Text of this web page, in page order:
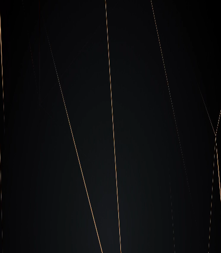
Recursos de la Unidad x-63
Lee sobre lo último en campañas de actores y
tendencias y cómo contrarrestarlas.
Consulta nuestros recursos